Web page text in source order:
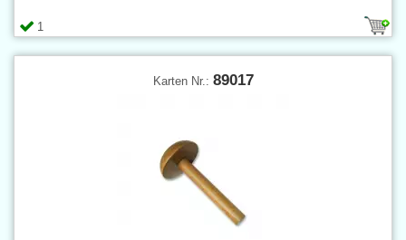
1
Karten Nr.: 89017